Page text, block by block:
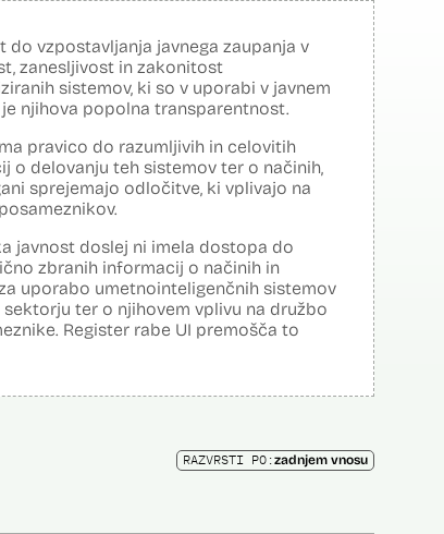
do vzpostavljanja javnega zaupanja v
zanesljivost in zakonitost
sistemov, ki so v uporabi v javnem
njihova popolna transparentnost.
pravico do razumljivih in celovitih
o delovanju teh sistemov ter o načinih,
sprejemajo odločitve, ki vplivajo na
javnost doslej ni imela dostopa do
zbranih informacij o načinih in
uporabo umetnointeligenčnih sistemov
sektorju ter o njihovem vplivu na družbo
Register rabe UI premošča to
RAZVRSTI PO:zadnjem vnosu